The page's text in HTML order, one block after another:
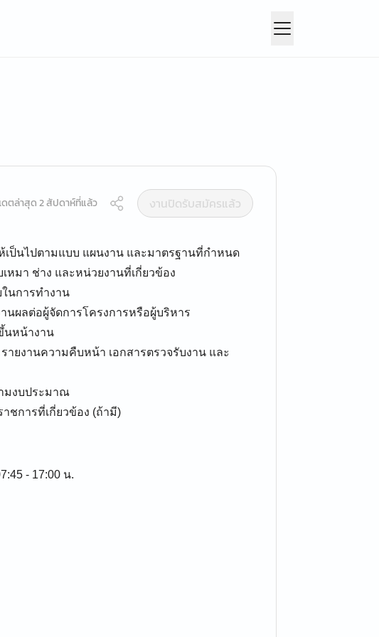
ดตล่าสุด 2 สัปดาห์ที่แล้ว
งานปิดรับสมัครแล้ว
ป็นไปตามแบบ แผนงาน และมาตรฐานที่กำหนด
หมา ช่าง และหน่วยงานที่เกี่ยวข้อง
นการทำงาน
ผลต่อผู้จัดการโครงการหรือผู้บริหาร
นหน้างาน
ายงานความคืบหน้า เอกสารตรวจรับงาน และ
มงบประมาณ
ชการที่เกี่ยวข้อง (ถ้ามี)
- 17:00 น.